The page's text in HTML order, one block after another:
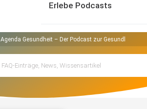
Erlebe Podcasts
Agenda Gesundheit – Der Podcast zur